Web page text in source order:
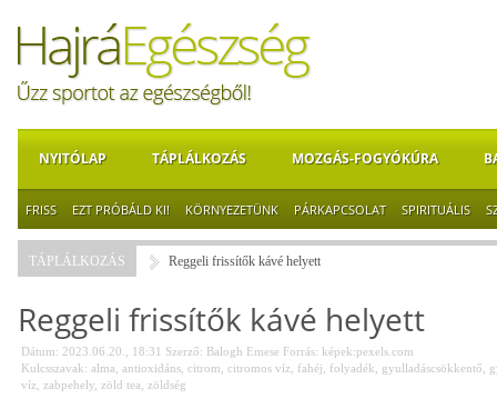
NYITÓLAP TÁPLÁLKOZÁS MOZGÁS-FOGYÓKÚRA
FRISS EZT PRÓBÁLD KI! KÖRNYEZETÜNK PÁRKAPCSOLAT SPIRITUÁLIS
TÁPLÁLKOZÁS Reggeli frissítők kávé helyett
Reggeli frissítők kávé helyett
Dátum: 2023.06.20., 18:31 Szerző: Balogh Emese Forrás: képek:pexels.com
Kulcsszavak: alma antioxidáns citrom citromos víz fahéj folyadék gyulladáscsökkentő
víz zabpehely zöld tea zöldség